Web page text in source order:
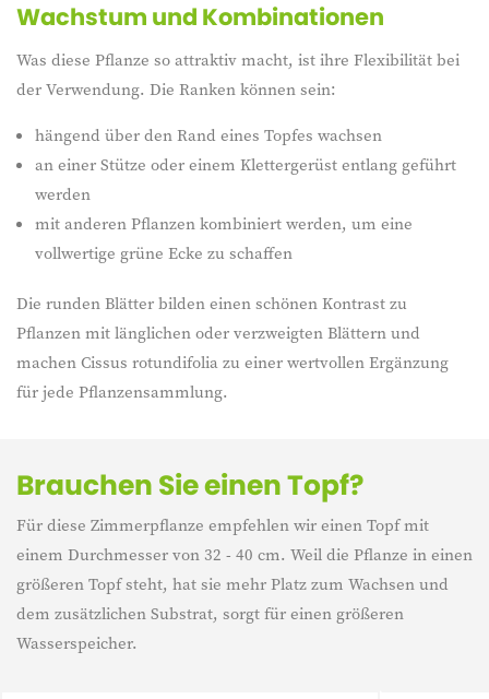
Brauchen Sie einen Topf?
Für diese Zimmerpflanze empfehlen wir einen Topf mit
einem Durchmesser von 32 - 40 cm. Weil die Pflanze in einen
größeren Topf steht, hat sie mehr Platz zum Wachsen und
dem zusätzlichen Substrat, sorgt für einen größeren
Wasserspeicher.
Wachstum und Kombinationen
Was diese Pflanze so attraktiv macht, ist ihre Flexibilität bei
der Verwendung. Die Ranken können sein:
hängend über den Rand eines Topfes wachsen
an einer Stütze oder einem Klettergerüst entlang geführt
werden
mit anderen Pflanzen kombiniert werden, um eine
vollwertige grüne Ecke zu schaffen
Die runden Blätter bilden einen schönen Kontrast zu
Pflanzen mit länglichen oder verzweigten Blättern und
machen Cissus rotundifolia zu einer wertvollen Ergänzung
für jede Pflanzensammlung.